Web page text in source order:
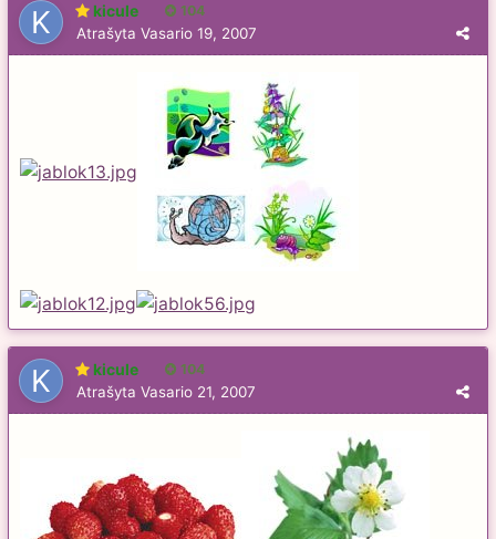
kicule 104
Atrašyta Vasario 19, 2007
kicule 104
Atrašyta Vasario 21, 2007